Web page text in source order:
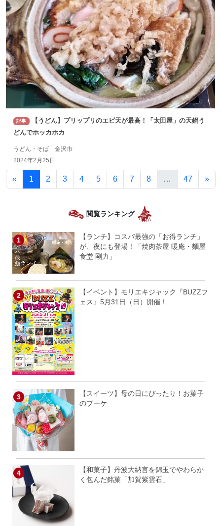
記事
【うどん】プリップリのエビ天が最高！「太田屋」の天鍋う
どんでホッカホカ
うどん・そば 金沢市
2024年2月25日
« 1 2 3 4 5 6 7 8 … 47 »
閲覧ランキング
【ランチ】コスパ最強の「お得ランチ」
が、夜にも登場！「焼肉茶屋 暖庵・麵屋
食堂 剛力」
【イベント】モリエキジャック『BUZZフ
ェス』5月31日（日）開催！
【スイーツ】母の日にぴったり！お菓子
のブーケ
【和菓子】丹波大納言を錦玉でやわらか
く包んだ銘菓「加賀紫雲石」